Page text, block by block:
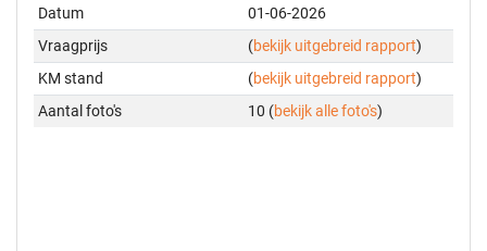
Datum
01-06-2026
Vraagprijs
(bekijk uitgebreid rapport)
KM stand
(bekijk uitgebreid rapport)
Aantal foto's
10 (bekijk alle foto's)